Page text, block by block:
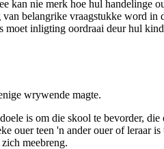
kan nie merk hoe hul handelinge
belangrike vraagstukke word in
moet inligting oordraai deur hul
wrywende magte.
is om die skool te bevorder, die
ouer teen 'n ander ouer of leraar is
meebreng.